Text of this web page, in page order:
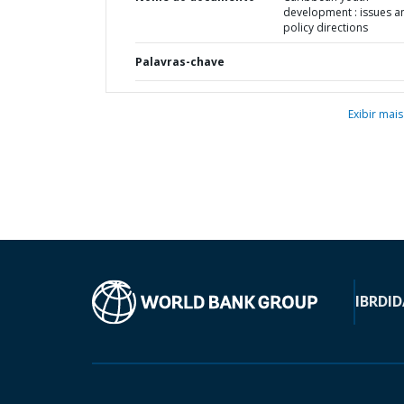
development : issues
policy directions
Palavras-chave
Exibir mais
IBRD